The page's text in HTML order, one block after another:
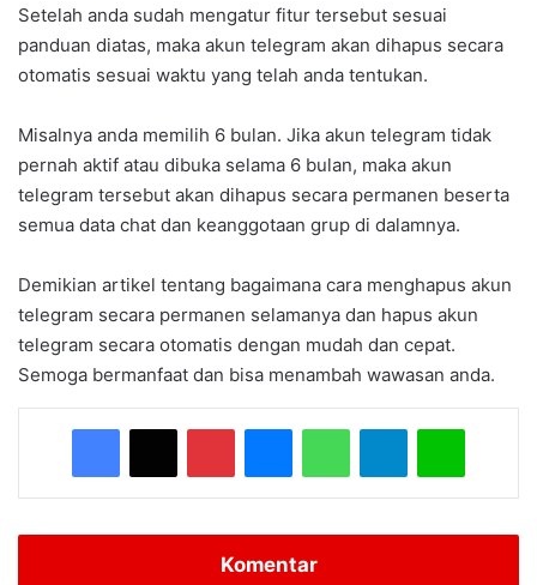
Setelah anda sudah mengatur fitur tersebut sesuai
panduan diatas, maka akun telegram akan dihapus secara
otomatis sesuai waktu yang telah anda tentukan.
Misalnya anda memilih 6 bulan. Jika akun telegram tidak
pernah aktif atau dibuka selama 6 bulan, maka akun
telegram tersebut akan dihapus secara permanen beserta
semua data chat dan keanggotaan grup di dalamnya.
Demikian artikel tentang bagaimana cara menghapus akun
telegram secara permanen selamanya dan hapus akun
telegram secara otomatis dengan mudah dan cepat.
Semoga bermanfaat dan bisa menambah wawasan anda.
Facebook
X PinterestMessengerWhatsAppTelegramLine
Komentar